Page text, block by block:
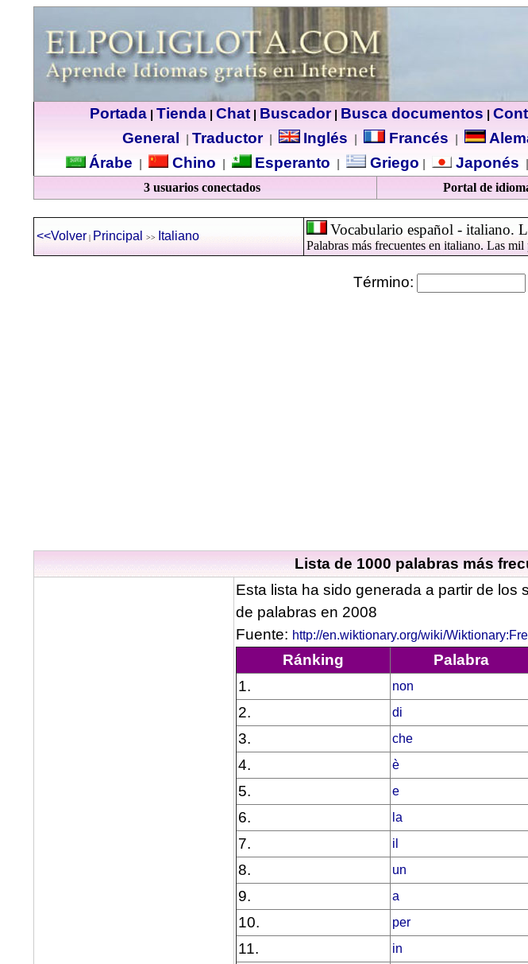
Portada| Tienda| Chat| Buscador| Busca documentos
General
Traductor| Inglés Francés
Árabe
Chino Esperanto Griego Japonés
3 usuarios conectados Portal de
<<Volver | Principal >> Italiano Vocabulario español - italiano.
Palabras más frecuentes en italiano. Las
Término:
Lista de 1000 palabras más
Esta lista ha sido generada a partir de
de palabras en 2008
Fuente: http://en.wiktionary.org/wiki/
Ránking Palabra
1.
non
2.
di
3.
che
4.
è
5. e
6.
la
7.
il
8.
un
9.
a
10.
per
11.
in